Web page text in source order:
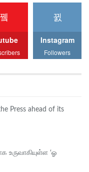
Instagram
Followers
Press ahead of its
உருவாகியுள்ள ‘ஓ